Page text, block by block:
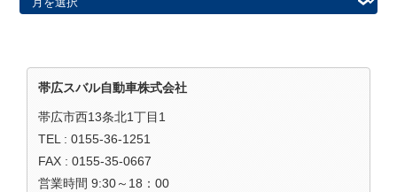
帯広スバル自動車株式会社
帯広市西13条北1丁目1
TEL : 0155-36-1251
FAX : 0155-35-0667
営業時間 9:30～18：00